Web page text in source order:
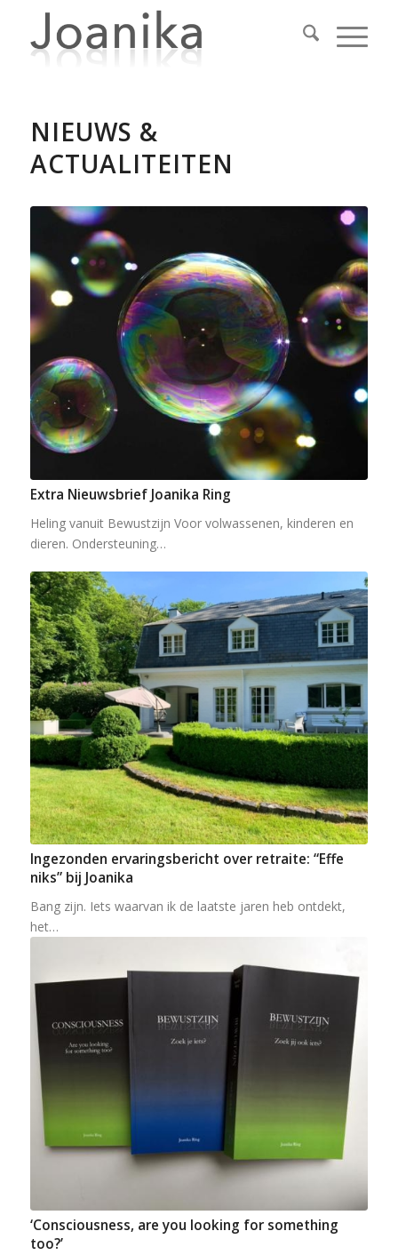
NIEUWS &
ACTUALITEITEN
Extra Nieuwsbrief Joanika Ring
Heling vanuit Bewustzijn Voor volwassenen, kinderen en
dieren. Ondersteuning…
Ingezonden ervaringsbericht over retraite: “Effe
niks” bij Joanika
Bang zijn. Iets waarvan ik de laatste jaren heb ontdekt,
het…
‘Consciousness, are you looking for something
too?’